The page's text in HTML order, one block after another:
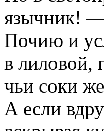
язычник! —
Почию и
в лиловой,
чьи соки
А если